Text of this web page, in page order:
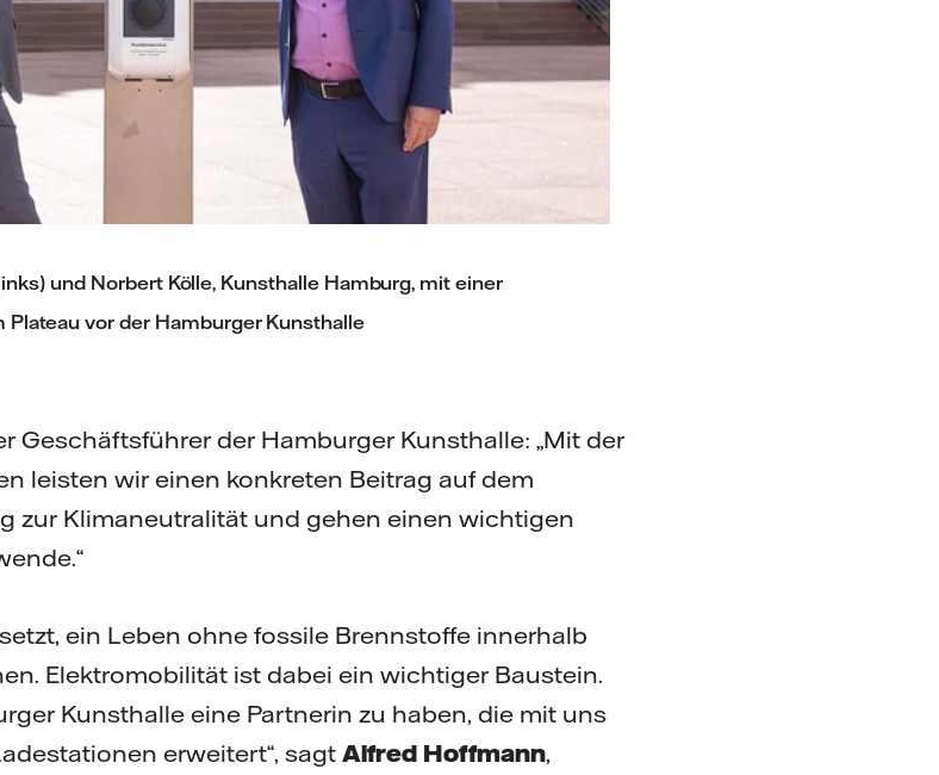
und Norbert Kölle, Kunsthalle Hamburg, mit einer
vor der Hamburger Kunsthalle
Geschäftsführer der Hamburger Kunsthalle: „Mit der
leisten wir einen konkreten Beitrag auf dem
zur Klimaneutralität und gehen einen wichtigen
ein Leben ohne fossile Brennstoffe innerhalb
Elektromobilität ist dabei ein wichtiger Baustein.
Kunsthalle eine Partnerin zu haben, die mit uns
erweitert“, sagt Alfred Hoffmann,